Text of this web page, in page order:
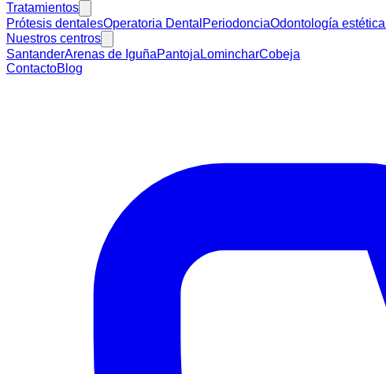
Tratamientos
Prótesis dentalesOperatoria Dental PeriodonciaOdontología estética
Nuestros centros
SantanderArenas de IguñaPantoja LomincharCobeja
ContactoBlog